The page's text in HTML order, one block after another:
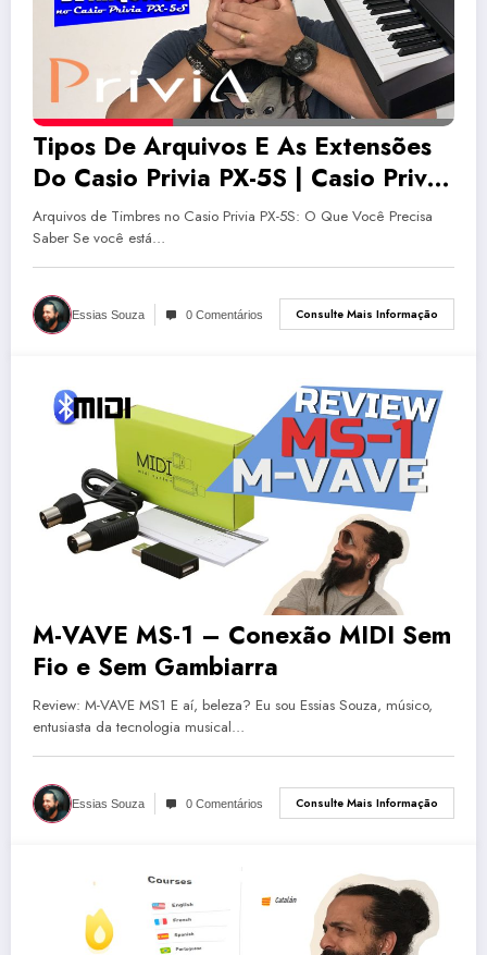
Tipos De Arquivos E As Extensões
Do Casio Privia PX-5S | Casio Privia
PX-5S
Arquivos de Timbres no Casio Privia PX-5S: O Que Você Precisa
Saber Se você está…
Essias Souza 0 Comentários Consulte Mais Informação
M-VAVE MS-1 – Conexão MIDI Sem
Fio e Sem Gambiarra
Review: M-VAVE MS1 E aí, beleza? Eu sou Essias Souza, músico,
entusiasta da tecnologia musical…
Essias Souza 0 Comentários Consulte Mais Informação